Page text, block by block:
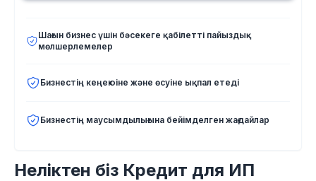
Шағын бизнес үшін бәсекеге қабілетті пайыздық
мөлшерлемелер
Бизнестің кеңеюіне және өсуіне ықпал етеді
Бизнестің маусымдылығына бейімделген жағдайлар
Неліктен біз Кредит для ИП